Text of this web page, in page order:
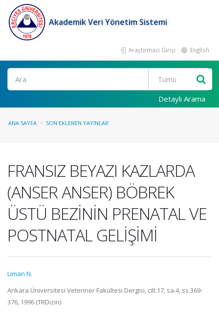
Akademik Veri Yönetim Sistemi
Araştırmacı Girişi English
Ara
Detaylı Arama
ANA SAYFA SON EKLENEN YAYINLAR
FRANSIZ BEYAZI KAZLARDA
(ANSER ANSER) BÖBREK
ÜSTÜ BEZİNİN PRENATAL VE
POSTNATAL GELİŞİMİ
Liman N.
Ankara Üniversitesi Veteriner Fakültesi Dergisi, cilt.17, sa.4, ss.369-
376, 1996 (TRDizin)